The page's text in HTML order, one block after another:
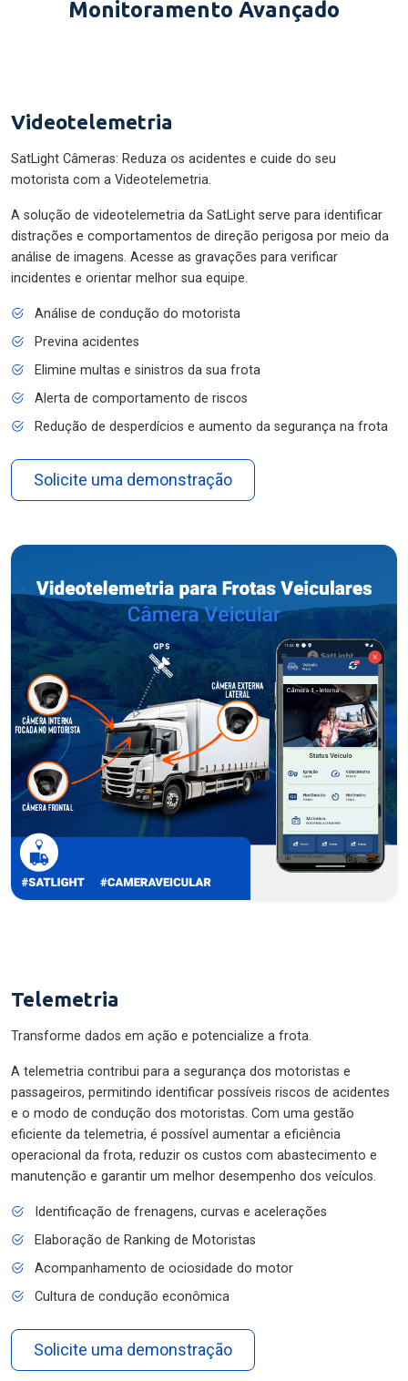
Monitoramento Avançado
Videotelemetria
SatLight Câmeras: Reduza os acidentes e cuide do seu
motorista com a Videotelemetria.
A solução de videotelemetria da SatLight serve para identificar
distrações e comportamentos de direção perigosa por meio da
análise de imagens. Acesse as gravações para verificar
incidentes e orientar melhor sua equipe.
Análise de condução do motorista
Previna acidentes
Elimine multas e sinistros da sua frota
Alerta de comportamento de riscos
Redução de desperdícios e aumento da segurança na frota
Solicite uma demonstração
Telemetria
Transforme dados em ação e potencialize a frota.
A telemetria contribui para a segurança dos motoristas e
passageiros, permitindo identificar possíveis riscos de acidentes
e o modo de condução dos motoristas. Com uma gestão
eficiente da telemetria, é possível aumentar a eficiência
operacional da frota, reduzir os custos com abastecimento e
manutenção e garantir um melhor desempenho dos veículos.
Identificação de frenagens, curvas e acelerações
Elaboração de Ranking de Motoristas
Acompanhamento de ociosidade do motor
Cultura de condução econômica
Solicite uma demonstração